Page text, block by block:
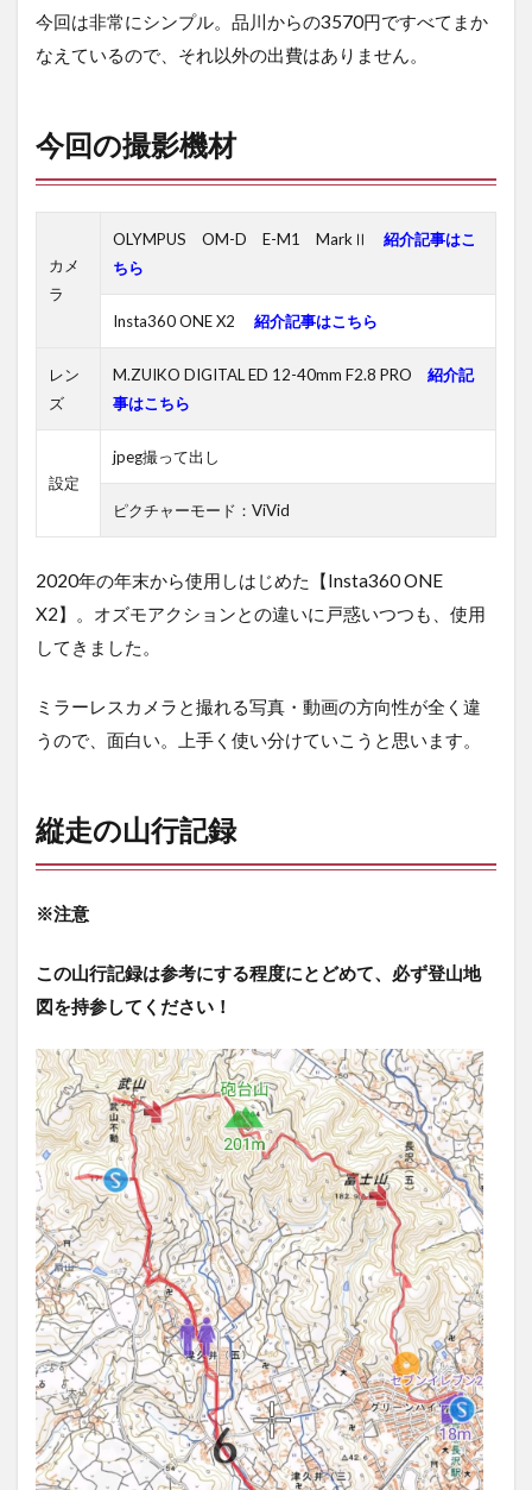
しょ
う
ご
今回は非常にシンプル。品川からの3570円ですべてまか
なえているので、それ以外の出費はありません。
今回の撮影機材
カメ
ラ
OLYMPUS OM-D E-M1 MarkⅡ 紹介記事はこ
ちら
Insta360 ONE X2 紹介記事はこちら
レン
ズ
M.ZUIKO DIGITAL ED 12-40mm F2.8 PRO 紹介記
事はこちら
設定
jpeg撮って出し
ピクチャーモード：ViVid
2020年の年末から使用しはじめた【Insta360 ONE
X2】。オズモアクションとの違いに戸惑いつつも、使用
してきました。
ミラーレスカメラと撮れる写真・動画の方向性が全く違
うので、面白い。上手く使い分けていこうと思います。
縦走の山行記録
※注意
この山行記録は参考にする程度にとどめて、必ず登山地
図を持参してください！